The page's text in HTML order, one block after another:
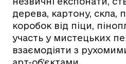
дерева, картону, скла,
коробок від піци,
участь у мистецьких
взаємодіяти з
арт-об’єктами.